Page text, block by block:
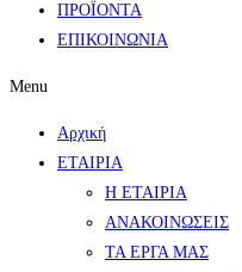
ΠΡΟΪΟΝΤΑ
ΕΠΙΚΟΙΝΩΝΙΑ
Menu
Αρχική
ΕΤΑΙΡΙΑ
Η ΕΤΑΙΡΙΑ
ΑΝΑΚΟΙΝΩΣΕΙΣ
ΤΑ ΕΡΓΑ ΜΑΣ